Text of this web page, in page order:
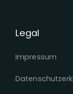
Legal
Impressum